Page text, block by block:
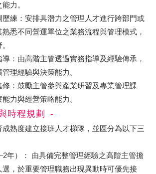
力。
歷練：安排具潛力之管理人才進行跨部門或
悉不同營運單位之業務流程與管理模式，
導：由高階主管透過實務指導及經驗傳承，
理經驗與決策能力。
修：鼓勵主管參與產業研習及專業管理課
力與經營策略能力。
時程規劃
熟度建立接班人才梯隊，並區分為以下三
年）： 由具備完整管理經驗之高階主管擔
選，於重要管理職務出現異動時可優先接